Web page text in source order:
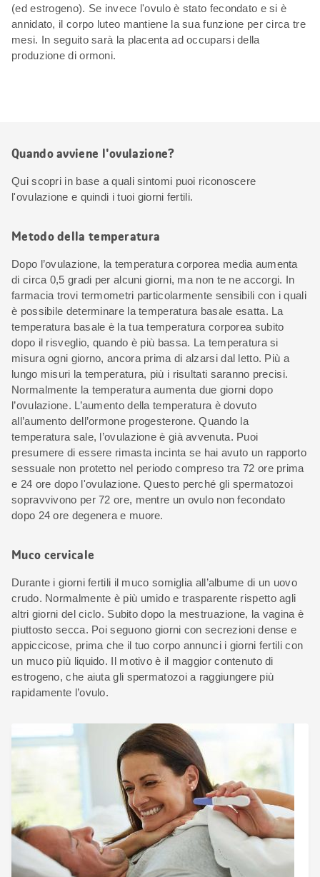
(ed estrogeno). Se invece l'ovulo è stato fecondato e si è
annidato, il corpo luteo mantiene la sua funzione per circa tre
mesi. In seguito sarà la placenta ad occuparsi della
produzione di ormoni.
Quando avviene l'ovulazione?
Qui scopri in base a quali sintomi puoi riconoscere
l'ovulazione e quindi i tuoi giorni fertili.
Metodo della temperatura
Dopo l’ovulazione, la temperatura corporea media aumenta
di circa 0,5 gradi per alcuni giorni, ma non te ne accorgi. In
farmacia trovi termometri particolarmente sensibili con i quali
è possibile determinare la temperatura basale esatta. La
temperatura basale è la tua temperatura corporea subito
dopo il risveglio, quando è più bassa. La temperatura si
misura ogni giorno, ancora prima di alzarsi dal letto. Più a
lungo misuri la temperatura, più i risultati saranno precisi.
Normalmente la temperatura aumenta due giorni dopo
l’ovulazione. L’aumento della temperatura è dovuto
all’aumento dell’ormone progesterone. Quando la
temperatura sale, l’ovulazione è già avvenuta. Puoi
presumere di essere rimasta incinta se hai avuto un rapporto
sessuale non protetto nel periodo compreso tra 72 ore prima
e 24 ore dopo l'ovulazione. Questo perché gli spermatozoi
sopravvivono per 72 ore, mentre un ovulo non fecondato
dopo 24 ore degenera e muore.
Muco cervicale
Durante i giorni fertili il muco somiglia all’albume di un uovo
crudo. Normalmente è più umido e trasparente rispetto agli
altri giorni del ciclo. Subito dopo la mestruazione, la vagina è
piuttosto secca. Poi seguono giorni con secrezioni dense e
appiccicose, prima che il tuo corpo annunci i giorni fertili con
un muco più liquido. Il motivo è il maggior contenuto di
estrogeno, che aiuta gli spermatozoi a raggiungere più
rapidamente l’ovulo.